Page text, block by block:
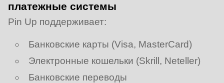
платежные системы
Pin Up поддерживает:
Банковские карты (Visa, MasterCard)
Электронные кошельки (Skrill, Neteller)
Банковские переводы